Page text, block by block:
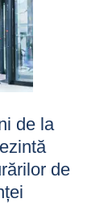
de la
de